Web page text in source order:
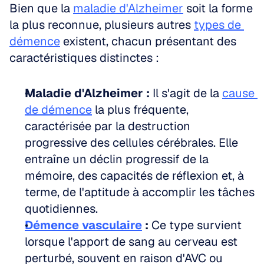
Bien que la maladie d'Alzheimer soit la forme
la plus reconnue, plusieurs autres types de
démence existent, chacun présentant des
caractéristiques distinctes :
Maladie d'Alzheimer : Il s'agit de la cause
de démence la plus fréquente,
caractérisée par la destruction
progressive des cellules cérébrales. Elle
entraîne un déclin progressif de la
mémoire, des capacités de réflexion et, à
terme, de l'aptitude à accomplir les tâches
quotidiennes.
Démence vasculaire : Ce type survient
lorsque l'apport de sang au cerveau est
perturbé, souvent en raison d'AVC ou